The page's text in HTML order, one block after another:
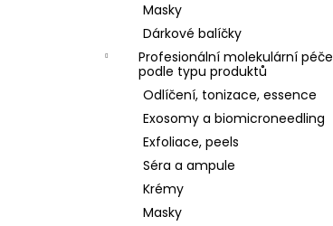
Masky
Dárkové balíčky
Profesionální molekulární péče
podle typu produktů
Odlíčení, tonizace, essence
Exosomy a biomicroneedling
Exfoliace, peels
Séra a ampule
Krémy
Masky